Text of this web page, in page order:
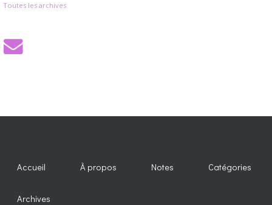
Toutes les archives
Accueil À propos Notes Catégories
Archives